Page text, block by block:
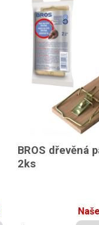
BROS dřevěná
2ks